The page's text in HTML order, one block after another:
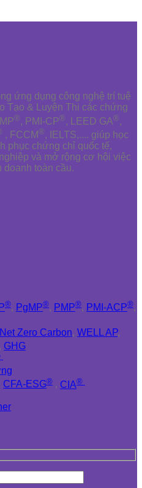
ứng dụng công nghệ trí tuệ
Tạo & Luyện Thi các chứng
®, PMI-CP®, LEED GA®,
, FCCM®, IELTS,.... giúp học
phục chứng chỉ quốc tế,
và mở rộng cơ hội việc
doanh toàn cầu.
®, PgMP®, PMP®, PMI-ACP®,
Net Zero Carbon, WELL AP,
, GHG
CFA-ESG® , CIA®